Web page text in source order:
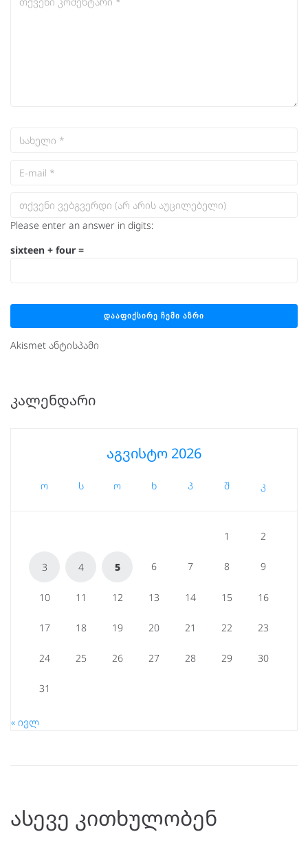
Please enter an answer in digits:
sixteen + four =
Akismet ანტისპამი
ᲙᲐᲚᲔᲜᲓᲐᲠᲘ
აგვისტო 2026
ო ს ო ხ პ შ კ
1 2
3 4 5 6 7 8 9
10 11 12 13 14 15 16
17 18 19 20 21 22 23
24 25 26 27 28 29 30
31
« ივლ
ასევე კითხულობენ